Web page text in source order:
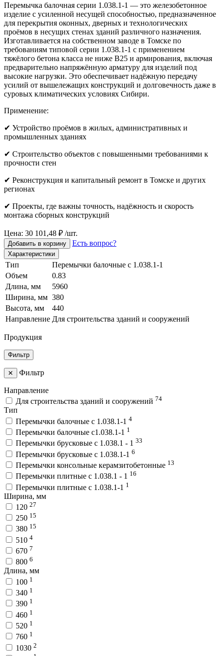
Перемычка балочная серии 1.038.1-1 — это железобетонное
изделие с усиленной несущей способностью, предназначенное
для перекрытия оконных, дверных и технологических
проёмов в несущих стенах зданий различного назначения.
Изготавливается на собственном заводе в Томске по
требованиям типовой серии 1.038.1-1 с применением
тяжёлого бетона класса не ниже B25 и армирования, включая
предварительно напряжённую арматуру для изделий под
высокие нагрузки. Это обеспечивает надёжную передачу
усилий от вышележащих конструкций и долговечность даже в
суровых климатических условиях Сибири.
Применение:
✔ Устройство проёмов в жилых, административных и
промышленных зданиях
✔ Строительство объектов с повышенными требованиями к
прочности стен
✔ Реконструкция и капитальный ремонт в Томске и других
регионах
✔ Проекты, где важны точность, надёжность и скорость
монтажа сборных конструкций
Цена: 30 101,48 ₽ /шт.
Добавить в корзину Есть вопрос?
Характеристики
Тип
Перемычки балочные с 1.038.1-1
Объем
0.83
Длина, мм
5960
Ширина, мм 380
Высота, мм
440
Направление Для строительства зданий и сооружений
Продукция
Фильтр
✕ Фильтр
Направление
Для строительства зданий и сооружений 74
Тип
Перемычки балочные с 1.038.1-1 4
Перемычки балочные с1.038.1-1 1
Перемычки брусковые с 1.038.1 - 1 33
Перемычки брусковые с 1.038.1-1 6
Перемычки консольные керамзитобетонные 13
Перемычки плитные с 1.038.1 - 1 16
Перемычки плитные с 1.038.1-1 1
Ширина, мм
120 27
250 15
380 15
510 4
670 7
800 6
Длина, мм
100 1
340 1
390 1
460 1
520 1
760 1
1030 2